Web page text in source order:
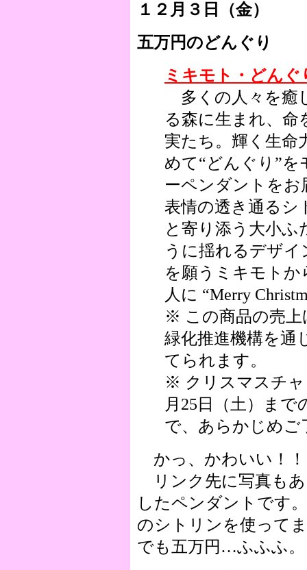
１２月３日（金）
五万円のどんぐり
ミキモト・どん
多くの人々を癒
る森に生まれ、
実たち。輝く生命
めて“どんぐり”
ーペンダントを
表情の透き通るシ
と寄り添う大小ふ
うに揺れるデザ
を願うミキモト
人に “Merry
※ この商品の売上
緑化推進機構を通
てられます。
※ クリスマスチ
月25日（土）ま
で、あらかじめご
かっ、かわいい！
リンク先に写真も
したペンダントです
のシトリンを使って
でも五万円…ふふふ。